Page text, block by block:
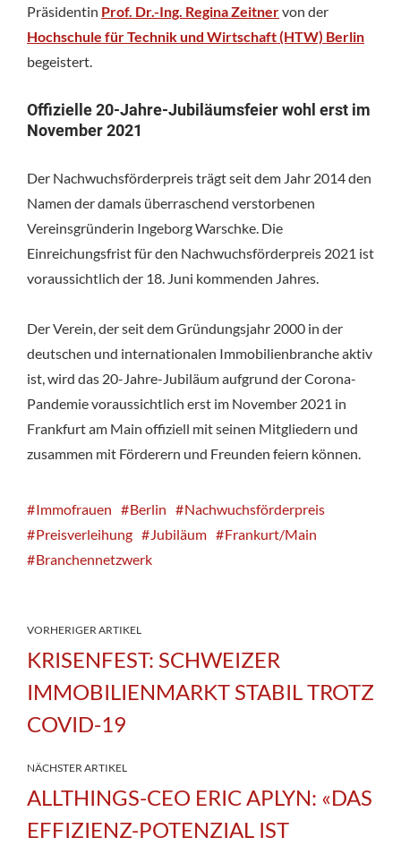
Präsidentin Prof. Dr.-Ing. Regina Zeitnervon der
Hochschule für Technik und Wirtschaft (HTW) Berlin
begeistert.
Offizielle 20-Jahre-Jubiläumsfeier wohl erst im
November 2021
Der Nachwuchsförderpreis trägt seit dem Jahr 2014 den
Namen der damals überraschend verstorbenen
Vereinsgründerin Ingeborg Warschke. Die
Einreichungsfrist für den Nachwuchsförderpreis 2021 ist
voraussichtlich der 18. Juni kommenden Jahres.
Der Verein, der seit dem Gründungsjahr 2000 in der
deutschen und internationalen Immobilienbranche aktiv
ist, wird das 20-Jahre-Jubiläum aufgrund der Corona-
Pandemie voraussichtlich erst im November 2021 in
Frankfurt am Main offiziell mit seinen Mitgliedern und
zusammen mit Förderern und Freunden feiern können.
Immofrauen Berlin
Nachwuchsförderpreis
Preisverleihung
Jubiläum
Frankurt/Main
Branchennetzwerk
VORHERIGER ARTIKEL
KRISENFEST: SCHWEIZER
IMMOBILIENMARKT STABIL TROTZ
COVID-19
NÄCHSTER ARTIKEL
ALLTHINGS-CEO ERIC APLYN: «DAS
EFFIZIENZ-POTENZIAL IST